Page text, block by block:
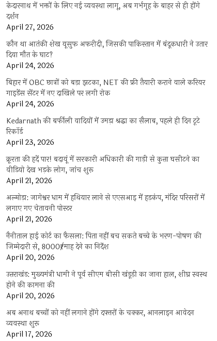
केदारनाथ में भक्तों के लिए नई व्यवस्था लागू, अब गर्भगृह के बाहर से ही होंगे
दर्शन
April 27, 2026
कौन था आतंकी शेख यूसुफ अफरीदी, जिसकी पाकिस्तान में बंदूकधारी ने उतार
दिया मौत के घाट?
April 24, 2026
बिहार में OBC छात्रों को बड़ा झटका, NET की फ्री तैयारी कराने वाले करियर
गाइडेंस सेंटर में नए दाखिले पर लगी रोक
April 24, 2026
Kedarnath की बर्फीली वादियों में उमड़ा श्रद्धा का सैलाब, पहले ही दिन टूटे
रिकॉर्ड
April 23, 2026
क्रूरता की हदें पार! बदायूं में सरकारी अधिकारी की गाड़ी से कुत्ता घसीटने का
वीडियो देख भड़के लोग, जांच शुरू
April 21, 2026
अल्मोड़ा: जागेश्वर धाम में हथियार लाने से एएसआइ में हड़कंप, मंदिर परिसरों में
लगाए गए चेतावनी पोस्टर
April 21, 2026
नैनीताल हाई कोर्ट का फैसला: पिता नहीं बच सकते बच्चे के भरण-पोषण की
जिम्मेदारी से, 8000₹/माह देने का निर्देश
April 20, 2026
उत्तराखंड: मुख्यमंत्री धामी ने पूर्व सीएम बीसी खंडूड़ी का जाना हाल, शीघ्र स्वस्थ
होने की कामना की
April 20, 2026
अब अनाथ बच्चों को नहीं लगाने होंगे दफ्तरों के चक्कर, आनलाइन आवेदन
व्यवस्था शुरू
April 17, 2026